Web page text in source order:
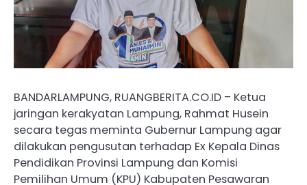
BANDARLAMPUNG, RUANGBERITA.CO.ID – Ketua
jaringan kerakyatan Lampung, Rahmat Husein
secara tegas meminta Gubernur Lampung agar
dilakukan pengusutan terhadap Ex Kepala Dinas
Pendidikan Provinsi Lampung dan Komisi
Pemilihan Umum (KPU) Kabupaten Pesawaran